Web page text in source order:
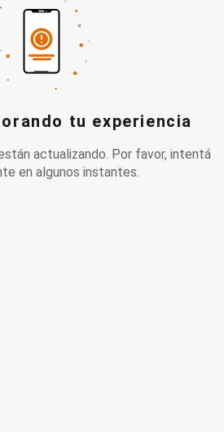
tu experiencia
actualizando. Por favor, intentá
en algunos instantes.